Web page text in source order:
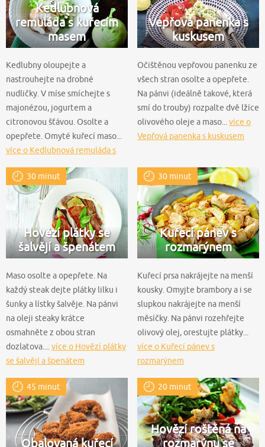
Kedlubnová
remuláda s kuřecím
masem
Kedlubny oloupejte a
nastrouhejte na drobné
nudličky. V míse smíchejte s
majonézou, jogurtem a
citronovou šťávou. Osolte a
opepřete. Omyté kuřecí maso...
více o Kedlubnová remuláda s
Vepřová panenka s
kuskusem
Očištěnou vepřovou panenku ze
všech stran osolte a opepřete.
Na pánvi (ideálně takové, která
smí do trouby) rozpalte dvě lžíce
olivového oleje a maso... více o
Vepřová panenka s kuskusem
30 minut
Hovězí plátky se
šalvějí a špenátem
Maso osolte a opepřete. Na
každý steak dejte plátky lilku i
šunky a lístky šalvěje. Na pánvi
na oleji steaky krátce
osmahněte z obou stran
dozlatova.... více o Hovězí plátky
se šalvějí a špenátem
30 minut
Kuřecí pánev s
rozmarýnem
Kuřecí prsa nakrájejte na menší
kousky. Omyjte brambory a i se
slupkou nakrájejte na menší
měsíčky. Na pánvi rozehřejte
olivový olej, orestujte plátky...
více o Kuřecí pánev s
rozmarýnem
45 minut
Obalovaná kuřecí
20 minut
Hovězí roštěná na
rozmarýnu se